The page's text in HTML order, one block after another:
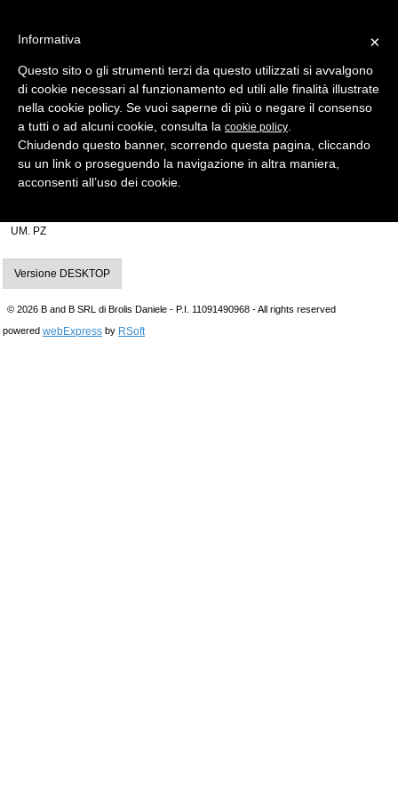
Indietro
INSERTO X TESTA ELETTRONICA > MARCHE AUTO ASSORTITE
inserto chiave sx12mh per testa elettronica mh
UM. PZ
Versione DESKTOP
© 2026 B and B SRL di Brolis Daniele - P.I. 11091490968 - All rights reserved
powered webExpress by RSoft
×
Informativa
Questo sito o gli strumenti terzi da questo utilizzati si avvalgono
di cookie necessari al funzionamento ed utili alle finalità illustrate
nella cookie policy. Se vuoi saperne di più o negare il consenso
a tutti o ad alcuni cookie, consulta la cookie policy
Chiudendo questo banner, scorrendo questa pagina, cliccando
su un link o proseguendo la navigazione in altra maniera,
acconsenti all’uso dei cookie.